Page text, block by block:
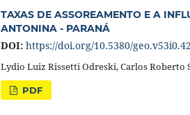
TAXAS DE ASSOREAMENTO E A
ANTONINA - PARANÁ
DOI: https://doi.org/10.5380/
Lydio Luiz Rissetti Odreski, Carlos Roberto
PDF